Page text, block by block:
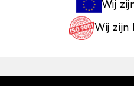
Wij
Wij zijn